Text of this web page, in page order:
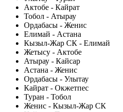
Актобе - Кайрат
Тобол - Атырау
Ордабасы - Женис
Елимай - Астана
Кызыл-Жар СК - Елимай
Жетысу - Актобе
Атырау - Кайсар
Астана - Женис
Ордабасы - Улытау
Кайрат - Окжетпес
Туран - Тобол
Женис - Кызыл-Жар СК